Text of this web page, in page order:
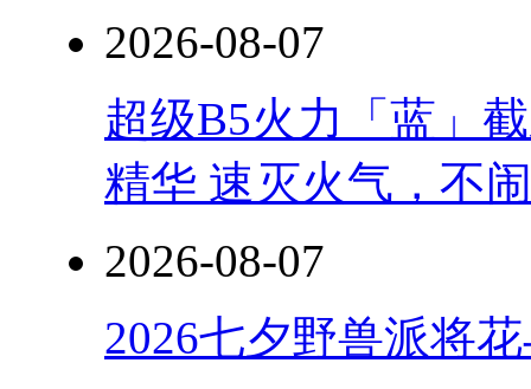
2026-08-07
超级B5火力「蓝」
精华 速灭火气，不
2026-08-07
2026七夕野兽派将